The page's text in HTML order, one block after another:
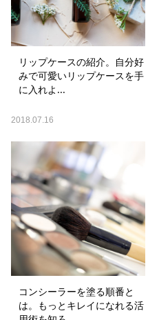
リップケースの紹介。自分好
みで可愛いリップケースを手
に入れよ...
2018.07.16
コンシーラーを塗る順番と
は。もっとキレイになれる活